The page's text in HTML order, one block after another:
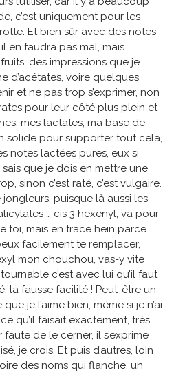
c’est uniquement pour les
Et bien sûr avec des notes
en faudra pas mal, mais
des impressions que je
d’acétates, voire quelques
et ne pas trop s’exprimer, non
pour leur côté plus plein et
mes lactates, ma base de
solide pour supporter tout cela,
notes lactées pures, eux si
sais que je dois en mettre une
sinon c’est raté, c’est vulgaire.
jongleurs, puisque là aussi les
… cis 3 hexenyl, va pour
toi, mais en trace hein parce
facilement te remplacer,
mon chouchou, vas-y vite
c’est avec lui qu’il faut
la fausse facilité ! Peut-être un
je l’aime bien, même si je n’ai
qu’il faisait exactement, très
de le cerner, il s’exprime
je crois. Et puis d’autres, loin
des noms qui flanche, un